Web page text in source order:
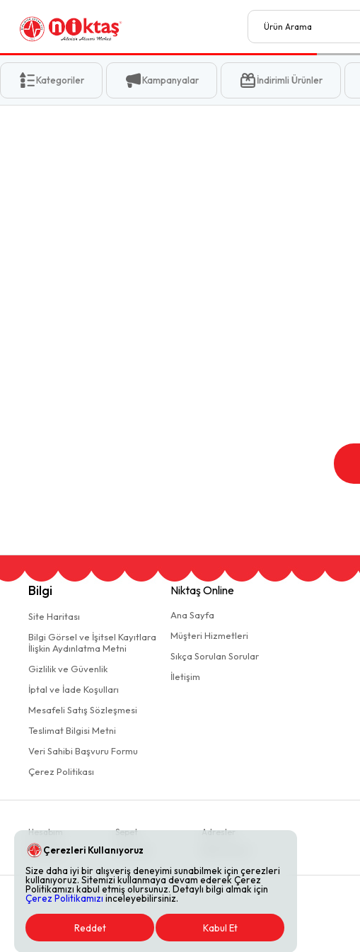
Kategoriler Kampanyalar İndirimli Ürünler
Bilgi
Site Haritası
Bilgi Görsel ve İşitsel Kayıtlara
İlişkin Aydınlatma Metni
Gizlilik ve Güvenlik
İptal ve İade Koşulları
Mesafeli Satış Sözleşmesi
Teslimat Bilgisi Metni
Veri Sahibi Başvuru Formu
Çerez Politikası
Niktaş Online
Ana Sayfa
Müşteri Hizmetleri
Sıkça Sorulan Sorular
İletişim
Hesabım
Siparişler
Sepet
Favoriler
Adresler
Çerezleri Kullanıyoruz
Size daha iyi bir alışveriş deneyimi sunabilmek için çerezleri
kullanıyoruz. Sitemizi kullanmaya devam ederek Çerez
Politikamızı kabul etmiş olursunuz. Detaylı bilgi almak için
Çerez Politikamızı inceleyebilirsiniz.
Reddet Kabul Et